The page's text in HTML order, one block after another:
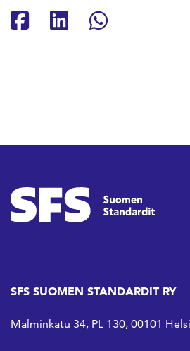
Jaa Facebookissa
Jaa Jaa
SFS SUOMEN STANDARDIT RY
Malminkatu 34, PL 130, 00101